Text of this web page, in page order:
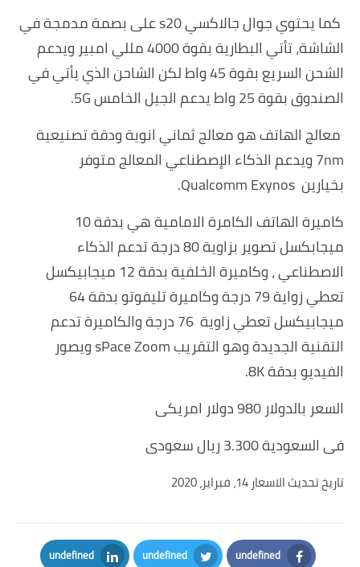
كما يحتوي جوال جالاكسي s20 على بصمة مدمجة في
الشاشة، تأتي البطارية بقوة 4000 مللي امبير ويدعم
الشحن السريع بقوة 45 واط لكن الشاحن الذي يأتي في
الصندوق بقوة 25 واط يدعم الجيل الخامس 5G.
معالج الهاتف هو معالج ثماني انوية ودقة تصنيعية
7nm ويدعم الذكاء الإصطناعي المعالج متوفر
بخيارين Qualcomm Exynos.
كاميرة الهاتف الكامرة الامامية هي بدقة 10
ميجابكسل تصوير بزاوية 80 درجة تدعم الذكاء
الاصطناعي ، وكاميرة الخلفية بدقة 12 ميجابيكسل
تعطي زواية 79 درجة وكاميرة تليفوتو بدقة 64
ميجابيكسل تعطي زاوية 76 درجة والكاميرة تدعم
التقنية الجديدة وهو التقريب sPace Zoom ويصور
الفيديو بدقة 8K.
السعر بالدولار 980 دولار امريكى
فى السعودية 3.300 ريال سعودى
تاريخ تحديث الاسعار 14، فبراير، 2020
undefined
undefined
undefined